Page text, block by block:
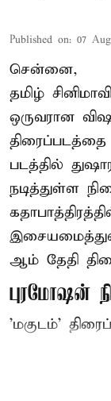
Published on: 07
சென்னை,
தமிழ்
ஒருவரான
படத்தில்
நடித்துள்ள
ஆம் தேதி
புரமோஷன்
'மகுடம்'